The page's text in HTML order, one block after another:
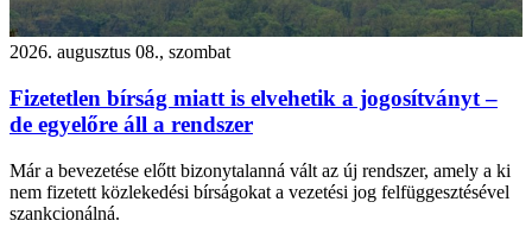
2026. augusztus 08., szombat
Fizetetlen bírság miatt is elvehetik a jogosítványt –
de egyelőre áll a rendszer
Már a bevezetése előtt bizonytalanná vált az új rendszer, amely a ki
nem fizetett közlekedési bírságokat a vezetési jog felfüggesztésével
szankcionálná.